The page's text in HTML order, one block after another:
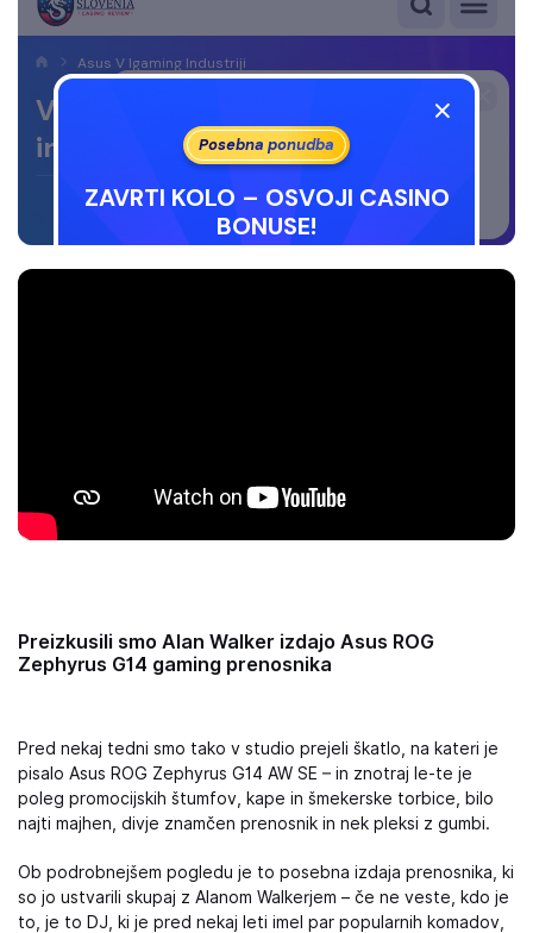
Preizkusili smo Alan Walker izdajo Asus ROG
Zephyrus G14 gaming prenosnika
Pred nekaj tedni smo tako v studio prejeli škatlo, na kateri je
pisalo Asus ROG Zephyrus G14 AW SE – in znotraj le-te je
poleg promocijskih štumfov, kape in šmekerske torbice, bilo
najti majhen, divje znamčen prenosnik in nek pleksi z gumbi.
Ob podrobnejšem pogledu je to posebna izdaja prenosnika, ki
so jo ustvarili skupaj z Alanom Walkerjem – če ne veste, kdo je
to, je to DJ, ki je pred nekaj leti imel par popularnih komadov,